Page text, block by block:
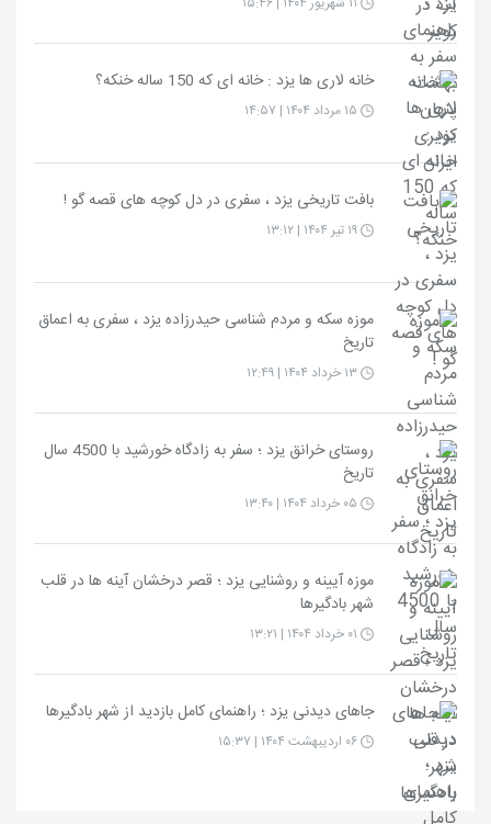
خانه لاری ها یزد : خانه ای که 150 ساله خنکه؟
بافت تاریخی یزد ، سفری در دل کوچه های قصه گو !
موزه سکه و مردم شناسی حیدرزاده یزد ، سفری به اعماق
تاریخ
روستای خرانق یزد ؛ سفر به زادگاه خورشید با 4500 سال
تاریخ
موزه آیینه و روشنایی یزد ؛ قصر درخشان آینه‌ ها در قلب
شهر بادگیرها
جاهای دیدنی یزد ؛ راهنمای کامل بازدید از شهر بادگیرها